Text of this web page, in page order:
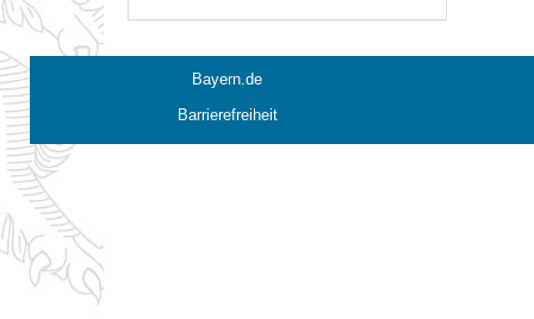
Bayern.de
Barrierefreiheit